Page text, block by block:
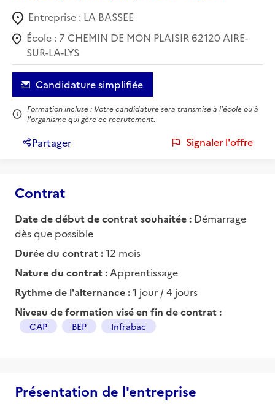
Entreprise : LA BASSEE
École : 7 CHEMIN DE MON PLAISIR 62120 AIRE-
SUR-LA-LYS
Candidature simplifiée
Formation incluse : Votre candidature sera transmise à l'école ou à
l'organisme qui gère ce recrutement.
Partager Signaler l'offre
Contrat
Date de début de contrat souhaitée : Démarrage
dès que possible
Durée du contrat :12 mois
Nature du contrat : Apprentissage
Rythme de l'alternance :1 jour / 4 jours
Niveau de formation visé en fin de contrat :
CAP BEP Infrabac
Présentation de l'entreprise